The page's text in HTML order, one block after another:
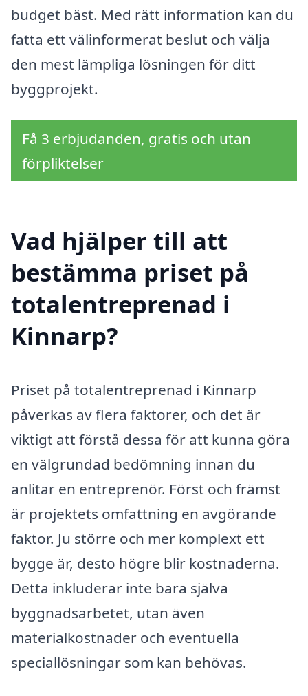
budget bäst. Med rätt information kan du
fatta ett välinformerat beslut och välja
den mest lämpliga lösningen för ditt
byggprojekt.
Få 3 erbjudanden, gratis och utan
förpliktelser
Vad hjälper till att
bestämma priset på
totalentreprenad i
Kinnarp?
Priset på totalentreprenad i Kinnarp
påverkas av flera faktorer, och det är
viktigt att förstå dessa för att kunna göra
en välgrundad bedömning innan du
anlitar en entreprenör. Först och främst
är projektets omfattning en avgörande
faktor. Ju större och mer komplext ett
bygge är, desto högre blir kostnaderna.
Detta inkluderar inte bara själva
byggnadsarbetet, utan även
materialkostnader och eventuella
speciallösningar som kan behövas.